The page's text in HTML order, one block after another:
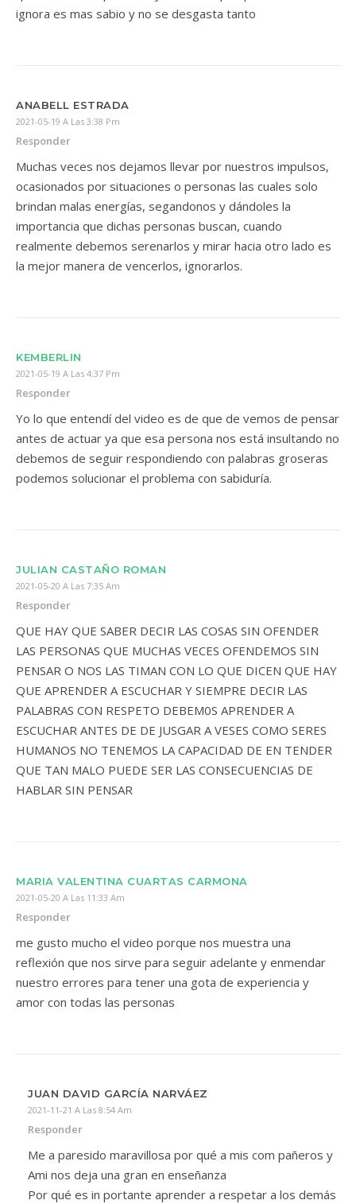
ignora es mas sabio y no se desgasta tanto
ANABELL ESTRADA
2021-05-19 A Las 3:38 Pm
Responder
Muchas veces nos dejamos llevar por nuestros impulsos,
ocasionados por situaciones o personas las cuales solo
brindan malas energías, segandonos y dándoles la
importancia que dichas personas buscan, cuando
realmente debemos serenarlos y mirar hacia otro lado es
la mejor manera de vencerlos, ignorarlos.
KEMBERLIN
2021-05-19 A Las 4:37 Pm
Responder
Yo lo que entendí del video es de que de vemos de pensar
antes de actuar ya que esa persona nos está insultando no
debemos de seguir respondiendo con palabras groseras
podemos solucionar el problema con sabiduría.
JULIAN CASTAÑO ROMAN
2021-05-20 A Las 7:35 Am
Responder
QUE HAY QUE SABER DECIR LAS COSAS SIN OFENDER
LAS PERSONAS QUE MUCHAS VECES OFENDEMOS SIN
PENSAR O NOS LAS TIMAN CON LO QUE DICEN QUE HAY
QUE APRENDER A ESCUCHAR Y SIEMPRE DECIR LAS
PALABRAS CON RESPETO DEBEM0S APRENDER A
ESCUCHAR ANTES DE DE JUSGAR A VESES COMO SERES
HUMANOS NO TENEMOS LA CAPACIDAD DE EN TENDER
QUE TAN MALO PUEDE SER LAS CONSECUENCIAS DE
HABLAR SIN PENSAR
MARIA VALENTINA CUARTAS CARMONA
2021-05-20 A Las 11:33 Am
Responder
me gusto mucho el video porque nos muestra una
reflexión que nos sirve para seguir adelante y enmendar
nuestro errores para tener una gota de experiencia y
amor con todas las personas
JUAN DAVID GARCÍA NARVÁEZ
2021-11-21 A Las 8:54 Am
Responder
Me a paresido maravillosa por qué a mis com pañeros y
Ami nos deja una gran en enseñanza
Por qué es in portante aprender a respetar a los demás